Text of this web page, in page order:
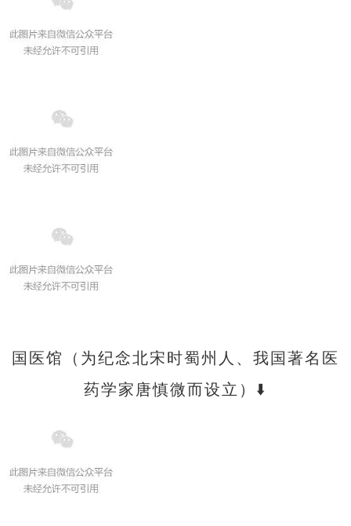
国医馆（为纪念北宋时蜀州人、我国著名医
药学家唐慎微而设立）⬇️